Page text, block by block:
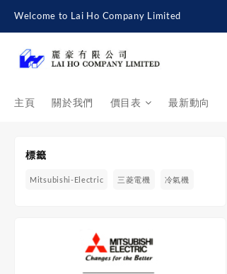
content
Welcome to Lai Ho Company Limited
主頁 關於我們 價目表 最新動向
標籤
Mitsubishi-Electric 三菱電機 冷氣機